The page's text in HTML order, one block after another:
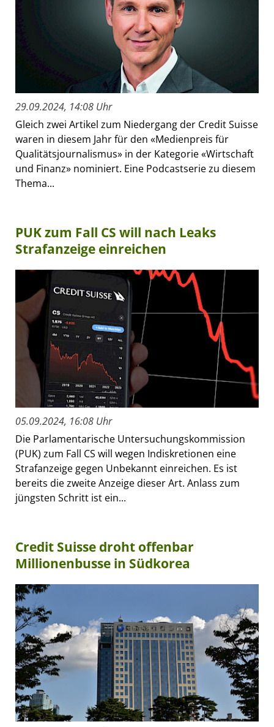
29.09.2024, 14:08 Uhr
Gleich zwei Artikel zum Niedergang der Credit Suisse
waren in diesem Jahr für den «Medienpreis für
Qualitätsjournalismus» in der Kategorie «Wirtschaft
und Finanz» nominiert. Eine Podcastserie zu diesem
Thema...
PUK zum Fall CS will nach Leaks
Strafanzeige einreichen
05.09.2024, 16:08 Uhr
Die Parlamentarische Untersuchungskommission
(PUK) zum Fall CS will wegen Indiskretionen eine
Strafanzeige gegen Unbekannt einreichen. Es ist
bereits die zweite Anzeige dieser Art. Anlass zum
jüngsten Schritt ist ein...
Credit Suisse droht offenbar
Millionenbusse in Südkorea